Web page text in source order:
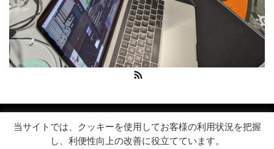
当サイトでは、クッキーを使用してお客様の利用状況を把握
し、利便性向上の改善に役立てています。